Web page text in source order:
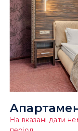
На вказані дати